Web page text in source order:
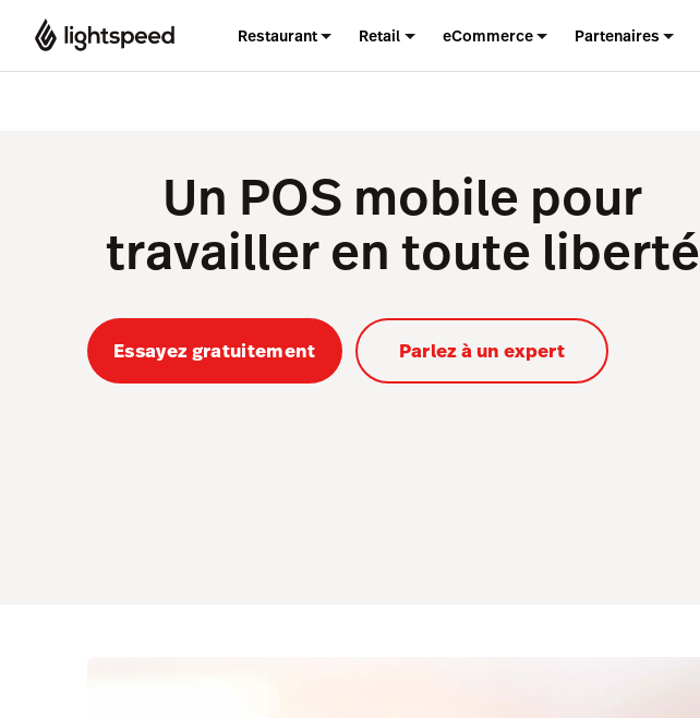
Restaurant Retail eCommerce Partenaires
Un POS mobile pour
travailler en toute liberté
Essayez gratuitement Parlez à un expert